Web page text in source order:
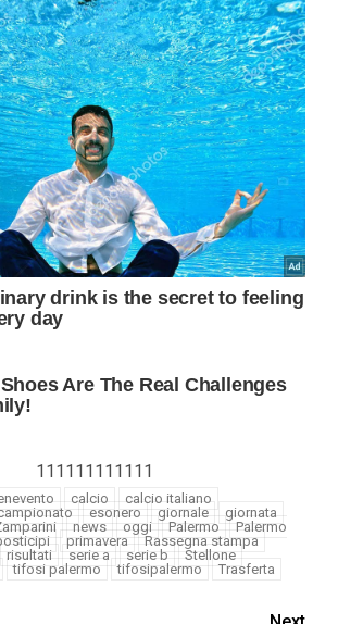
111111111111
calcio
calcio italiano
esonero giornale
giornata
news oggi Palermo
Palermo
primavera
Rassegna stampa
risultati serie a serie b
Stellone
tifosi palermo tifosipalermo
Trasferta